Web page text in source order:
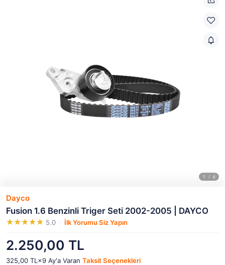
Dayco
Fusion 1.6 Benzinli Triger Seti 2002-2005 | DAYCO
5.0 İlk Yorumu Siz Yapın
2.250,00 TL
325,00 TL×9 Ay'a Varan Taksit Seçenekleri